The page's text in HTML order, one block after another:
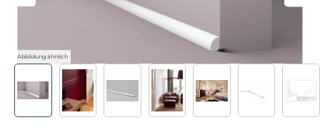
Abbildung ähnlich